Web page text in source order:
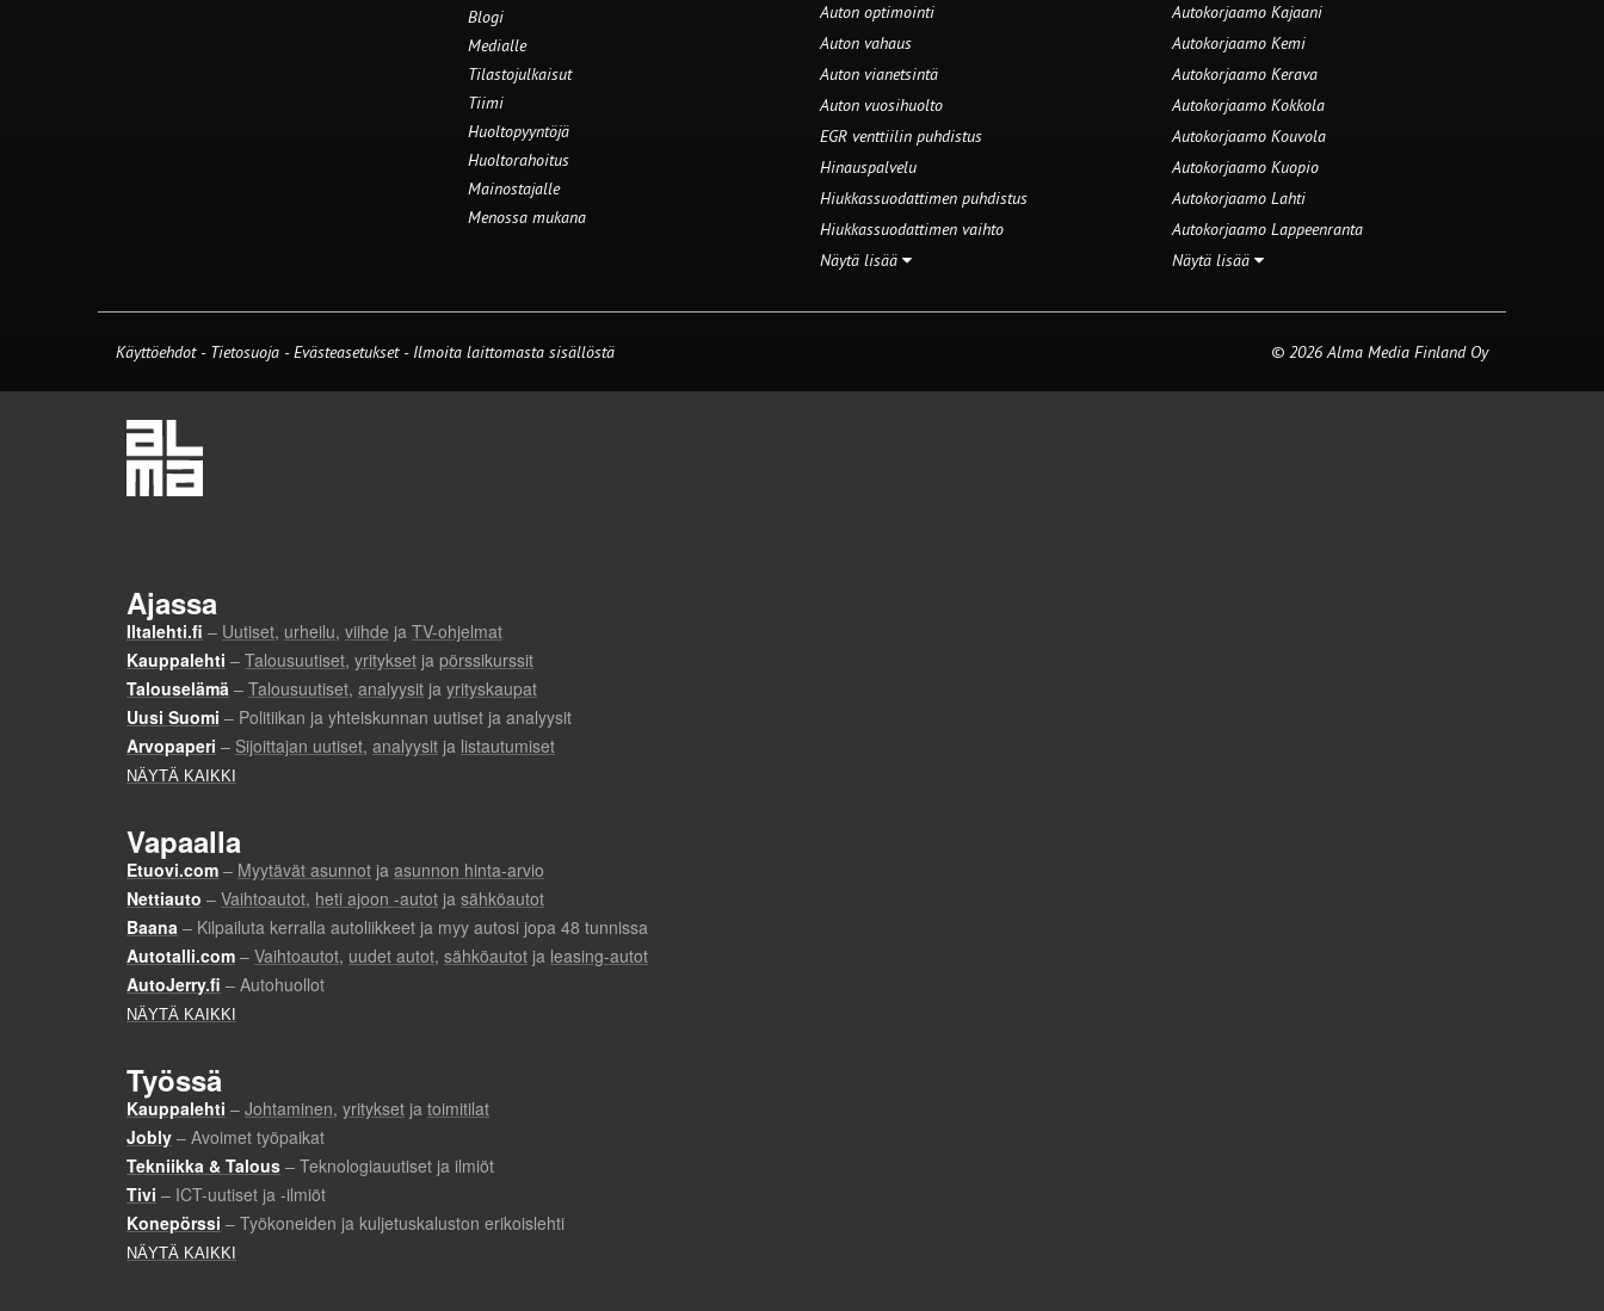
Blogi
Medialle
Tilastojulkaisut
Tiimi
Huoltopyyntöjä
Huoltorahoitus
Mainostajalle
Menossa mukana
Auton optimointi
Auton vahaus
Auton vianetsintä
Auton vuosihuolto
EGR venttiilin puhdistus
Hinauspalvelu
Hiukkassuodattimen puhdistus
Hiukkassuodattimen vaihto
Näytä lisää
Autokorjaamo Kajaani
Autokorjaamo Kemi
Autokorjaamo Kerava
Autokorjaamo Kokkola
Autokorjaamo Kouvola
Autokorjaamo Kuopio
Autokorjaamo Lahti
Autokorjaamo Lappeenranta
Näytä lisää
Käyttöehdot - Tietosuoja -Evästeasetukset- Ilmoita laittomasta sisällöstä © 2026 Alma Media Finland Oy